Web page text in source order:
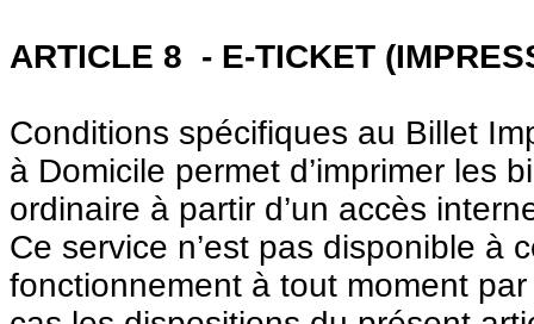
ARTICLE 8 - E-TICKET
Conditions spécifiques au Billet
à Domicile permet d’imprimer les
ordinaire à partir d’un accès
Ce service n’est pas disponible à
fonctionnement à tout moment